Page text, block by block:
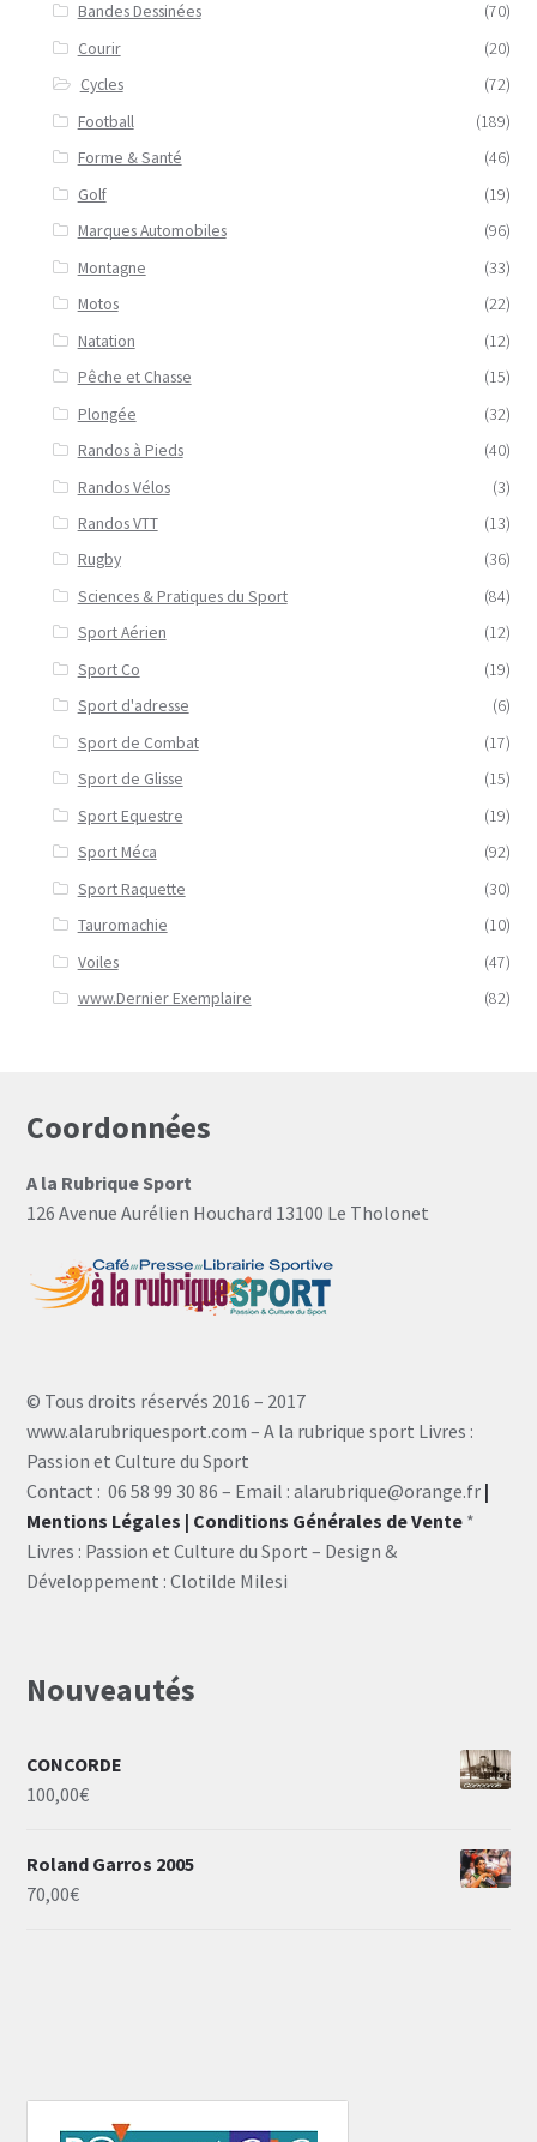
Bandes Dessinées
(70)
Courir
(20)
Cycles
(72)
Football
(189)
Forme & Santé
(46)
Golf
(19)
Marques Automobiles
(96)
Montagne
(33)
Motos
(22)
Natation
(12)
Pêche et Chasse
(15)
Plongée
(32)
Randos à Pieds
(40)
Randos Vélos
(3)
Randos VTT
(13)
Rugby
(36)
Sciences & Pratiques du Sport
(84)
Sport Aérien
(12)
Sport Co
(19)
Sport d'adresse
(6)
Sport de Combat
(17)
Sport de Glisse
(15)
Sport Equestre
(19)
Sport Méca
(92)
Sport Raquette
(30)
Tauromachie
(10)
Voiles
(47)
www.Dernier Exemplaire
(82)
Coordonnées
A la Rubrique Sport
126 Avenue Aurélien Houchard 13100 Le Tholonet
© Tous droits réservés 2016 – 2017
www.alarubriquesport.com – A la rubrique sport Livres :
Passion et Culture du Sport
Contact : 06 58 99 30 86 – Email : alarubrique@orange.fr |
Mentions Légales | Conditions Générales de Vente *
Livres : Passion et Culture du Sport – Design &
Développement : Clotilde Milesi
Nouveautés
CONCORDE
100,00€
Roland Garros 2005
70,00€